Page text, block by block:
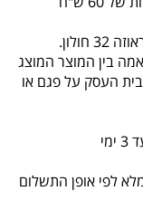
בין המוצר המוצג
העסק על פגם או
לפי אופן התשלום